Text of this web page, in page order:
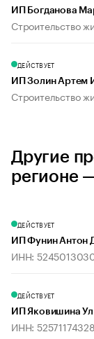
ИП Богданова
Строительство
ДЕЙСТВУЕТ
ИП Золин Артем
Строительство
Другие
регионе
ДЕЙСТВУЕТ
ИП Фунин Антон
ИНН:
ДЕЙСТВУЕТ
ИП Яковишина
ИНН: